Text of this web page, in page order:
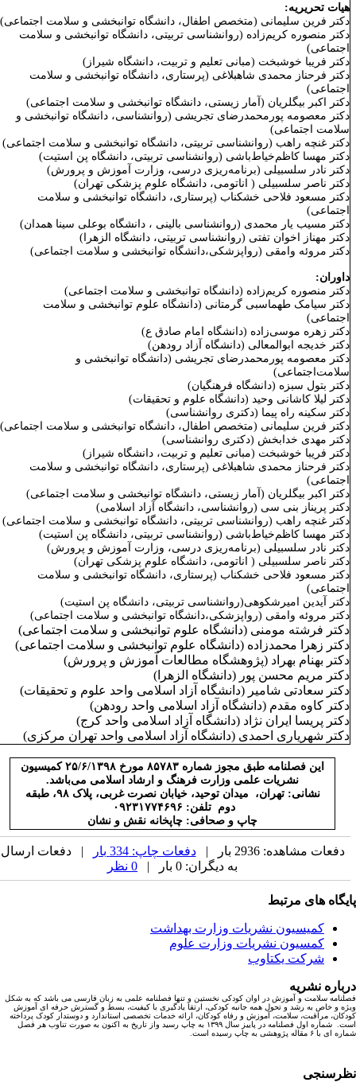
تحریریه:
فرین سلیمانی (متخصص اطفال، دانشگاه توانبخشی و سلامت اجتماعی)
منصوره کریم‌زاده (روانشناسی تربیتی، دانشگاه توانبخشی و سلامت
فریبا خوشبخت (مبانی تعلیم و تربیت، دانشگاه شیراز)
فرحناز محمدی شاهبلاغی (پرستاری، دانشگاه توانبخشی و سلامت
اکبر بیگلریان (آمار زیستی، دانشگاه توانبخشی و سلامت اجتماعی)
معصومه پورمحمدرضای تجریشی (روانشناسی، دانشگاه توانبخشی و
اجتماعی)
غنچه راهب (روانشناسی تربیتی، دانشگاه توانبخشی و سلامت اجتماعی)
مهسا کاظم‌خیاط‌باشی (روانشناسی تربیتی، دانشگاه پن استیت)
نادر سلسبیلی (برنامه‌ریزی درسی، وزارت آموزش و پرورش)
ناصر سلسبیلی ( اناتومی، دانشگاه علوم پزشکی تهران)
مسعود فلاحی خشکناب (پرستاری، دانشگاه توانبخشی و سلامت
مسیب یار محمدی (روانشناسی بالینی ، دانشگاه بوعلی سینا همدان)
مهناز اخوان تفتی (روانشناسی تربیتی، دانشگاه الزهرا)
مروئه وامقی (رواپزشکی،دانشگاه توانبخشی و سلامت اجتماعی)
منصوره کریم‌زاده (دانشگاه توانبخشی و سلامت اجتماعی)
سیامک طهماسبی گرمتانی (دانشگاه علوم توانبخشی و سلامت
زهره موسی‌زاده (دانشگاه امام صادق ع)
خدیجه ابوالمعالی (دانشگاه آزاد رودهن)
معصومه پورمحمدرضای تجریشی (دانشگاه توانبخشی و
بتول سبزه (دانشگاه فرهنگیان)
لیلا کاشانی وحید (دانشگاه علوم و تحقیقات)
سکینه راه ‌پیما (دکتری روانشناسی)
فرین سلیمانی (متخصص اطفال، دانشگاه توانبخشی و سلامت اجتماعی)
مهدی خدابخش (دکتری روانشناسی)
فریبا خوشبخت (مبانی تعلیم و تربیت، دانشگاه شیراز)
فرحناز محمدی شاهبلاغی (پرستاری، دانشگاه توانبخشی و سلامت
اکبر بیگلریان (آمار زیستی، دانشگاه توانبخشی و سلامت اجتماعی)
پریناز بنی سی (روانشناسی، دانشگاه آزاد اسلامی)
غنچه راهب (روانشناسی تربیتی، دانشگاه توانبخشی و سلامت اجتماعی)
مهسا کاظم‌خیاط‌باشی (روانشناسی تربیتی، دانشگاه پن استیت)
نادر سلسبیلی (برنامه‌ریزی درسی، وزارت آموزش و پرورش)
ناصر سلسبیلی ( اناتومی، دانشگاه علوم پزشکی تهران)
مسعود فلاحی خشکناب (پرستاری، دانشگاه توانبخشی و سلامت
آیدین امیرشکوهی(روانشناسی تربیتی، دانشگاه پن استیت)
مروئه وامقی (رواپزشکی،دانشگاه توانبخشی و سلامت اجتماعی)
فرشته مومنی (دانشگاه علوم توانبخشی و سلامت اجتماعی)
زهرا محمدزاده (دانشگاه علوم توانبخشی و سلامت اجتماعی)
بهنام بهراد (پژوهشگاه مطالعات آموزش و پرورش)
مریم محسن پور (دانشگاه الزهرا)
سعادتی شامیر (دانشگاه آزاد اسلامی واحد علوم و تحقیقات)
کاوه مقدم (دانشگاه آزاد اسلامی واحد رودهن)
پریسا ایران نژاد (دانشگاه آزاد اسلامی واحد کرج)
شهریاری احمدی (دانشگاه آزاد اسلامی واحد تهران مرکزی)
این فصلنامه طبق مجوز شماره ۸۵۷۸۳ مورخ ۲۵/۶/۱۳۹۸ کمیسیون
نشریات علمی وزارت فرهنگ و ارشاد اسلامی می‌باشد.
نشانی: تهران، میدان توحید، خیابان نصرت غربی، پلاک ۹۸، طبقه
دوم تلفن: ۰۹۲۳۱۷۷۴۶۹۶
چاپ و صحافی: چاپخانه نقش و نشان
دفعات مشاهده: 2936 بار | دفعات چاپ: 334 بار
| دفعات ارسال
به دیگران: 0 بار |
های مرتبط
کمیسیون نشریات وزارت بهداشت
کمسیون نشریات وزارت علوم
شرکت یکتاوب
نشریه
سلامت و آموزش در اوان کودکی نخستین و تنها فصلنامه علمی به زبان فارسی می باشد که به شکل
و خاص به رشد و تحول همه جانبه کودکی، ارتقا یادگیری با کیفیت، بسط و گسترش حرفه ای آموزش
مراقبت، سلامت، آموزش و رفاه کودکان، ارائه خدمات تخصصی استاندارد و دوستدار کودک پرداخته
است. شماره اول فصلنامه در پاییز سال ۱۳۹۹ به چاپ رسید واز تاریخ به اکنون به صورت تناوب هر فصل
۶ مقاله پژوهشی به چاپ رسیده است.